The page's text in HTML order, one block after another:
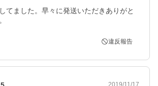
てました。早々に発送いただきありがと
違反報告
2019/11/17